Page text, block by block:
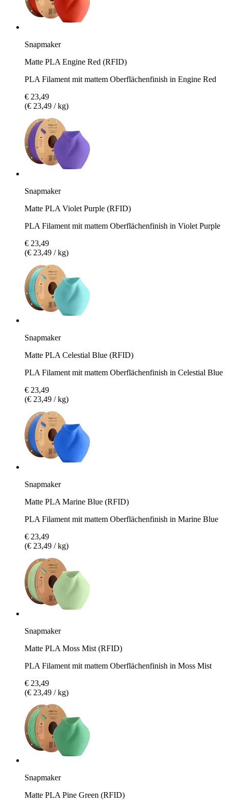
Snapmaker
Matte PLA Engine Red (RFID)
PLA Filament mit mattem Oberflächenfinish in Engine Red
€ 23,49
(€ 23,49 / kg)
Snapmaker
Matte PLA Violet Purple (RFID)
PLA Filament mit mattem Oberflächenfinish in Violet Purple
€ 23,49
(€ 23,49 / kg)
Snapmaker
Matte PLA Celestial Blue (RFID)
PLA Filament mit mattem Oberflächenfinish in Celestial Blue
€ 23,49
(€ 23,49 / kg)
Snapmaker
Matte PLA Marine Blue (RFID)
PLA Filament mit mattem Oberflächenfinish in Marine Blue
€ 23,49
(€ 23,49 / kg)
Snapmaker
Matte PLA Moss Mist (RFID)
PLA Filament mit mattem Oberflächenfinish in Moss Mist
€ 23,49
(€ 23,49 / kg)
Snapmaker
Matte PLA Pine Green (RFID)